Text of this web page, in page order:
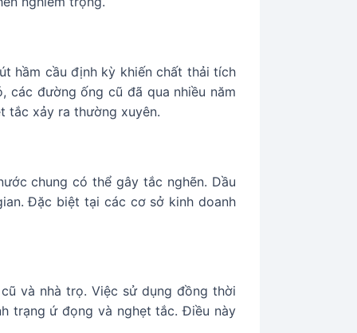
hầm cầu định kỳ khiến chất thải tích
các đường ống cũ đã qua nhiều năm
tắc xảy ra thường xuyên.
chung có thể gây tắc nghẽn. Dầu
Đặc biệt tại các cơ sở kinh doanh
và nhà trọ. Việc sử dụng đồng thời
trạng ứ đọng và nghẹt tắc. Điều này